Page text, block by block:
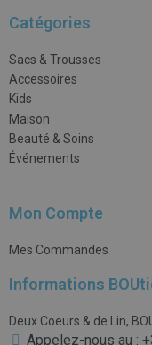
Catégories
Sacs & Trousses
Accessoires
Kids
Maison
Beauté & Soins
Événements
Mon Compte
Mes Commandes
Informations
Deux Coeurs & de Lin,
Appelez-nous au :